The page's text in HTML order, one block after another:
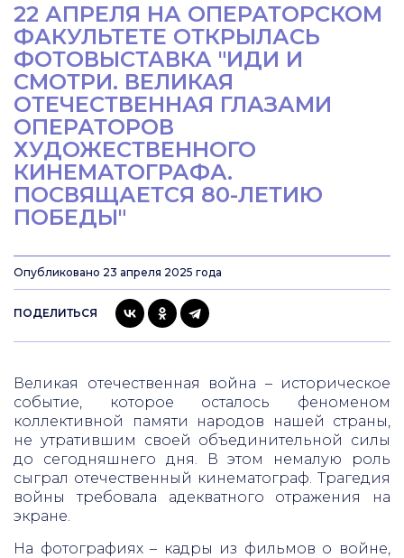
22 АПРЕЛЯ НА ОПЕРАТОРСКОМ
ФАКУЛЬТЕТЕ ОТКРЫЛАСЬ
ФОТОВЫСТАВКА "ИДИ И
СМОТРИ. ВЕЛИКАЯ
ОТЕЧЕСТВЕННАЯ ГЛАЗАМИ
ОПЕРАТОРОВ
ХУДОЖЕСТВЕННОГО
КИНЕМАТОГРАФА.
ПОСВЯЩАЕТСЯ 80-ЛЕТИЮ
ПОБЕДЫ"
Опубликовано 23 апреля 2025 года
ПОДЕЛИТЬСЯ
Великая отечественная война – историческое
событие, которое осталось феноменом
коллективной памяти народов нашей страны,
не утратившим своей объединительной силы
до сегодняшнего дня. В этом немалую роль
сыграл отечественный кинематограф. Трагедия
войны требовала адекватного отражения на
экране.
На фотографиях – кадры из фильмов о войне,